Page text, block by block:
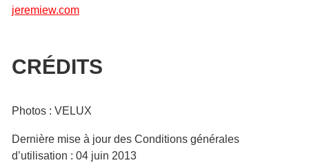
jeremiew.com
CRÉDITS
Photos : VELUX
Dernière mise à jour des Conditions générales
d’utilisation : 04 juin 2013